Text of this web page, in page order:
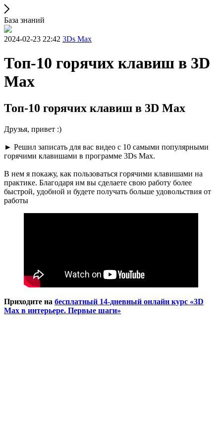
База знаний
2024-02-23 22:42 3Ds Max
Топ-10 горячих клавиш в 3D
Max
Топ-10 горячих клавиш в 3D Max
Друзья, привет :)
► Решил записать для вас видео с 10 самыми популярными
горячими клавишами в программе 3Ds Max.
В нем я покажу, как пользоваться горячими клавишами на
практике. Благодаря им вы сделаете свою работу более
быстрой, удобной и будете получать больше удовольствия от
работы
Приходите на бесплатный 14-дневный онлайн курс «3D
Max в интерьере. Первые шаги»